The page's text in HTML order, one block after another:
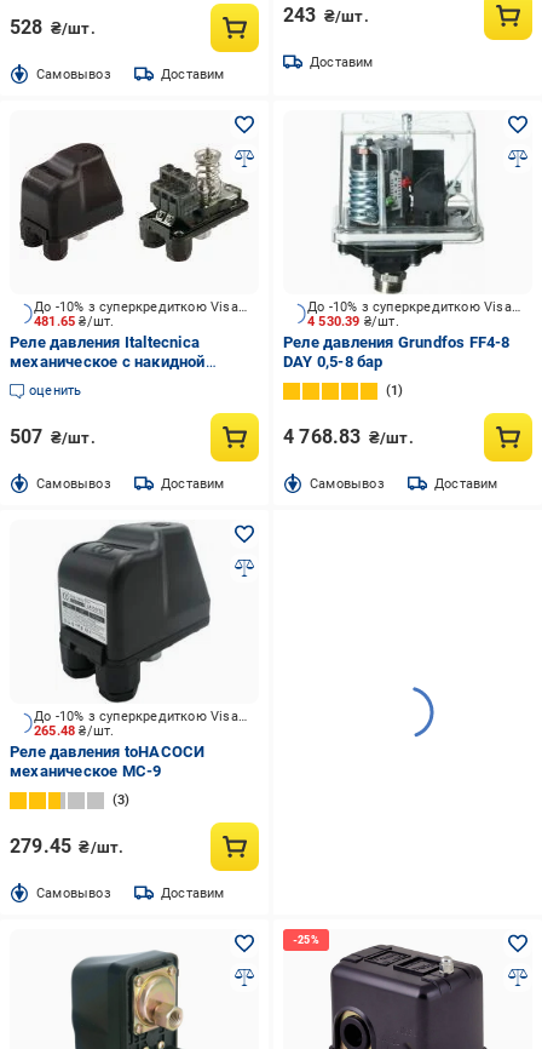
528 ₴/шт.
Cамовывоз Доставим
243 ₴/шт.
Доставим
481.65₴/шт.
До -10% з суперкредиткою Visa Вигода
Реле давления Italtecnica
механическое с накидной
гайкой 1/4"В PM/12G 3-12 бар
16A 250 V
оценить
507 ₴/шт.
Cамовывоз Доставим
4 530.39 ₴/шт.
До -10% з суперкредиткою Visa Вигода
Реле давления Grundfos FF4-8
DAY 0,5-8 бар
1
4 768.83 ₴/шт.
Cамовывоз Доставим
265.48₴/шт.
До -10% з суперкредиткою Visa Вигода
Реле давления toНАСОСИ
механическое MC-9
3
279.45 ₴/шт.
Cамовывоз Доставим